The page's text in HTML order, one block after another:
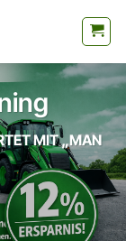
MIT „MAN